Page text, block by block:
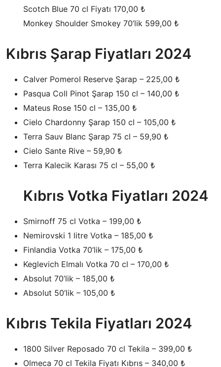
Scotch Blue 70 cl Fiyatı 170,00 ₺
Monkey Shoulder Smokey 70’lik 599,00 ₺
Kıbrıs Şarap Fiyatları 2024
Calver Pomerol Reserve Şarap – 225,00 ₺
Pasqua Coll Pinot Şarap 150 cl – 140,00 ₺
Mateus Rose 150 cl – 135,00 ₺
Cielo Chardonny Şarap 150 cl – 105,00 ₺
Terra Sauv Blanc Şarap 75 cl – 59,90 ₺
Cielo Sante Rive – 59,90 ₺
Terra Kalecik Karası 75 cl – 55,00 ₺
Kıbrıs Votka Fiyatları 2024
Smirnoff 75 cl Votka – 199,00 ₺
Nemirovski 1 litre Votka – 185,00 ₺
Finlandia Votka 70’lik – 175,00 ₺
Keglevich Elmalı Votka 70 cl – 170,00 ₺
Absolut 70’lik – 185,00 ₺
Absolut 50’lik – 105,00 ₺
Kıbrıs Tekila Fiyatları 2024
1800 Silver Reposado 70 cl Tekila – 399,00 ₺
Olmeca 70 cl Tekila Fiyatı Kıbrıs – 340,00 ₺